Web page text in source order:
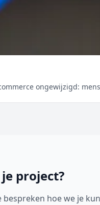
ongewijzigd:
project?
hoe we je